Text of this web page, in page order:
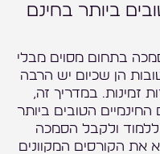
ביותר בחינם
בתחום מסוים מבלי
הן שכיום יש הרבה
זמינות. במדריך זה,
החינמיים הטובים ביותר
ולקבל הסמכה
את הקורסים המקוונים